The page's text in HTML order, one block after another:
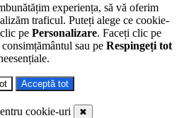
experiența, să vă oferim
traficul. Puteți alege ce cookie-
pe Personalizare. Faceți clic pe
sau pe Respingeți tot
Acceptă tot
cookie-uri
✖